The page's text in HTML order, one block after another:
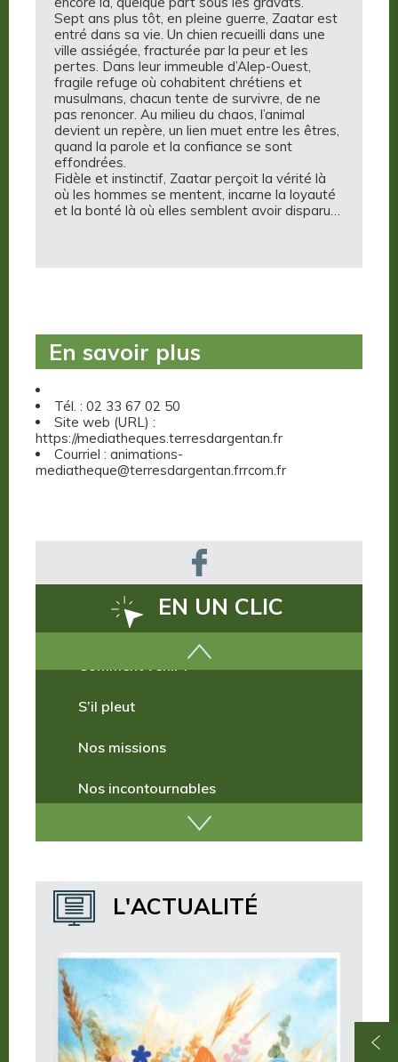
Sept ans plus tôt, en pleine guerre, Zaatar est
entré dans sa vie. Un chien recueilli dans une
ville assiégée, fracturée par la peur et les
pertes. Dans leur immeuble d’Alep-Ouest,
fragile refuge où cohabitent chrétiens et
musulmans, chacun tente de survivre, de ne
pas renoncer. Au milieu du chaos, l’animal
devient un repère, un lien muet entre les êtres,
quand la parole et la confiance se sont
effondrées.
Fidèle et instinctif, Zaatar perçoit la vérité là
où les hommes se mentent, incarne la loyauté
et la bonté là où elles semblent avoir disparu…
En savoir plus
Tél. : 02 33 67 02 50
Site web (URL) :
https://mediatheques.terresdargentan.fr
Courriel : animations-
mediatheque@terresdargentan.frrcom.fr
EN UN CLIC
Nos incontournables
Où dormir ?
L'ACTUALITÉ